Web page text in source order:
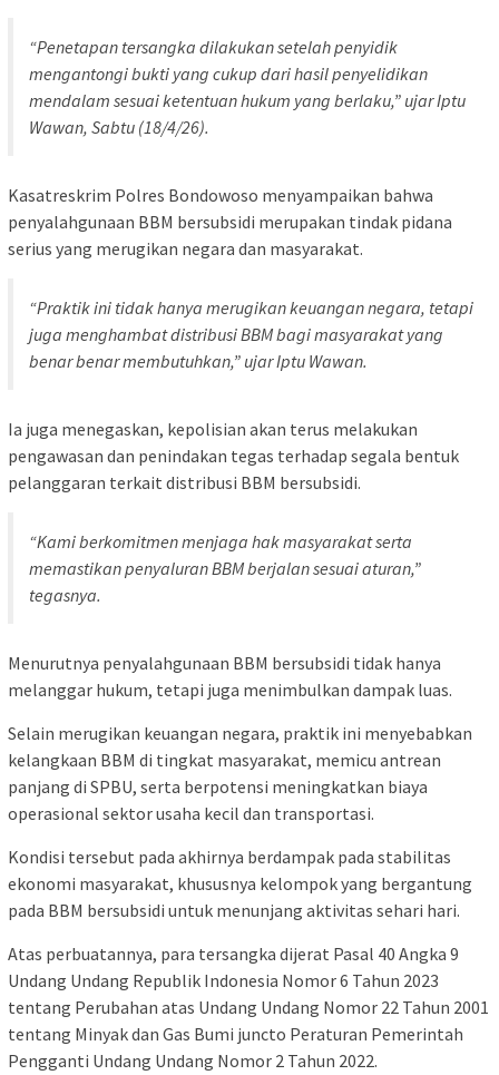
“Penetapan tersangka dilakukan setelah penyidik
mengantongi bukti yang cukup dari hasil penyelidikan
mendalam sesuai ketentuan hukum yang berlaku,” ujar Iptu
Wawan, Sabtu (18/4/26).
Kasatreskrim Polres Bondowoso menyampaikan bahwa
penyalahgunaan BBM bersubsidi merupakan tindak pidana
serius yang merugikan negara dan masyarakat.
“Praktik ini tidak hanya merugikan keuangan negara, tetapi
juga menghambat distribusi BBM bagi masyarakat yang
benar benar membutuhkan,” ujar Iptu Wawan.
Ia juga menegaskan, kepolisian akan terus melakukan
pengawasan dan penindakan tegas terhadap segala bentuk
pelanggaran terkait distribusi BBM bersubsidi.
“Kami berkomitmen menjaga hak masyarakat serta
memastikan penyaluran BBM berjalan sesuai aturan,”
tegasnya.
Menurutnya penyalahgunaan BBM bersubsidi tidak hanya
melanggar hukum, tetapi juga menimbulkan dampak luas.
Selain merugikan keuangan negara, praktik ini menyebabkan
kelangkaan BBM di tingkat masyarakat, memicu antrean
panjang di SPBU, serta berpotensi meningkatkan biaya
operasional sektor usaha kecil dan transportasi.
Kondisi tersebut pada akhirnya berdampak pada stabilitas
ekonomi masyarakat, khususnya kelompok yang bergantung
pada BBM bersubsidi untuk menunjang aktivitas sehari hari.
Atas perbuatannya, para tersangka dijerat Pasal 40 Angka 9
Undang Undang Republik Indonesia Nomor 6 Tahun 2023
tentang Perubahan atas Undang Undang Nomor 22 Tahun 2001
tentang Minyak dan Gas Bumi juncto Peraturan Pemerintah
Pengganti Undang Undang Nomor 2 Tahun 2022.